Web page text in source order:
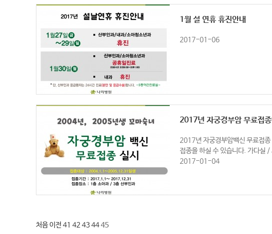
1월 설 연휴 휴진안내
2017-01-06
2017년 자궁경부암 무료접종
2017년 자궁경부암백신 무료접
접종을 하실 수 있습니다. 가다실
2017-01-04
처음이전 41 42 434445